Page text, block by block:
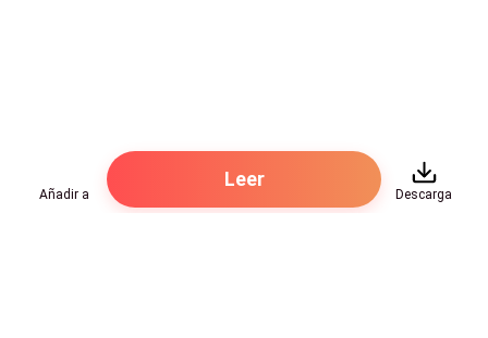
Añadir a
Leer
Descarga